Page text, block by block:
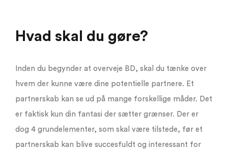
Hvad skal du gøre?
Inden du begynder at overveje BD, skal du tænke over
hvem der kunne være dine potentielle partnere. Et
partnerskab kan se ud på mange forskellige måder. Det
er faktisk kun din fantasi der sætter grænser. Der er
dog 4 grundelementer, som skal være tilstede, før et
partnerskab kan blive succesfuldt og interessant for